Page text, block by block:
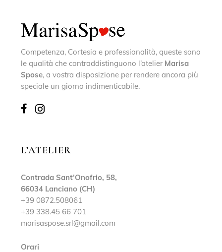
Competenza, Cortesia e professionalità, queste sono
le qualità che contraddistinguono l’atelier Marisa
Spose, a vostra disposizione per rendere ancora più
speciale un giorno indimenticabile.
L’ATELIER
Contrada Sant’Onofrio, 58,
66034 Lanciano (CH)
+39 0872.508061
+39 338.45 66 701
marisaspose.srl@gmail.com
Orari